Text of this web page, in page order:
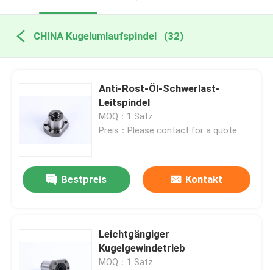
CHINA Kugelumlaufspindel (32)
Anti-Rost-Öl-Schwerlast-
Leitspindel
MOQ：1 Satz
Preis：Please contact for a quote
Bestpreis Kontakt
Leichtgängiger
Kugelgewindetrieb
MOQ：1 Satz